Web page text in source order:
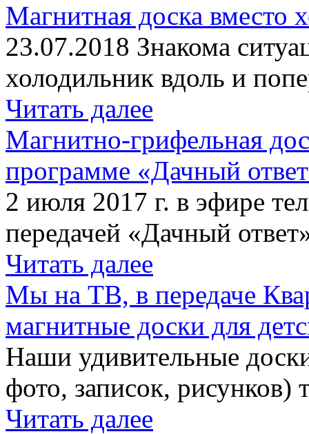
Магнитная доска вместо
23.07.2018 Знакома
холодильник вдоль и
Читать далее
Магнитно-грифельная
программе «Дачный
2 июля 2017 г. в эфире
передачей «Дачный
Читать далее
Мы на ТВ, в передаче
магнитные доски для
Наши удивительные
фото, записок,
Читать далее